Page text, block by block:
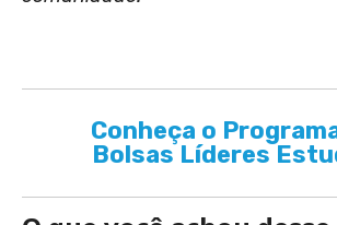
Conheça o
Bolsas Líderes